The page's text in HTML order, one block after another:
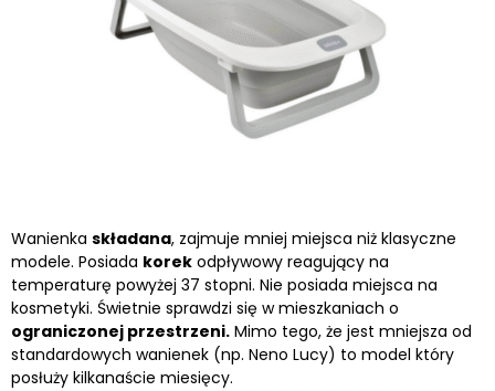
Wanienka składana, zajmuje mniej miejsca niż klasyczne
modele. Posiada korek odpływowy reagujący na
temperaturę powyżej 37 stopni. Nie posiada miejsca na
kosmetyki. Świetnie sprawdzi się w mieszkaniach o
ograniczonej przestrzeni. Mimo tego, że jest mniejsza od
standardowych wanienek (np. Neno Lucy) to model który
posłuży kilkanaście miesięcy.